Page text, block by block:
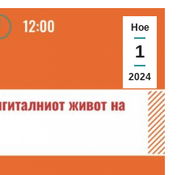
Ное
1
2024